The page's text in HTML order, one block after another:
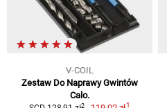
V-COIL
Zestaw Do Naprawy Gwintów
Calo.
2 1